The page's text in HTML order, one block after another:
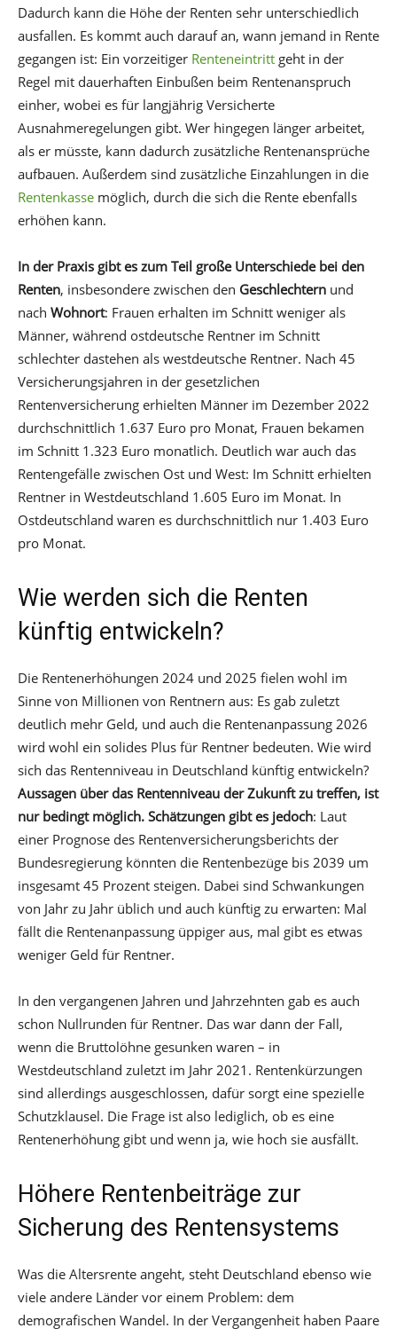
Dadurch kann die Höhe der Renten sehr unterschiedlich
ausfallen. Es kommt auch darauf an, wann jemand in Rente
gegangen ist: Ein vorzeitiger Renteneintritt geht in der
Regel mit dauerhaften Einbußen beim Rentenanspruch
einher, wobei es für langjährig Versicherte
Ausnahmeregelungen gibt. Wer hingegen länger arbeitet,
als er müsste, kann dadurch zusätzliche Rentenansprüche
aufbauen. Außerdem sind zusätzliche Einzahlungen in die
Rentenkasse möglich, durch die sich die Rente ebenfalls
erhöhen kann.
In der Praxis gibt es zum Teil große Unterschiede bei den
Renten, insbesondere zwischen den Geschlechtern und
nach Wohnort: Frauen erhalten im Schnitt weniger als
Männer, während ostdeutsche Rentner im Schnitt
schlechter dastehen als westdeutsche Rentner. Nach 45
Versicherungsjahren in der gesetzlichen
Rentenversicherung erhielten Männer im Dezember 2022
durchschnittlich 1.637 Euro pro Monat, Frauen bekamen
im Schnitt 1.323 Euro monatlich. Deutlich war auch das
Rentengefälle zwischen Ost und West: Im Schnitt erhielten
Rentner in Westdeutschland 1.605 Euro im Monat. In
Ostdeutschland waren es durchschnittlich nur 1.403 Euro
pro Monat.
Wie werden sich die Renten
künftig entwickeln?
Die Rentenerhöhungen 2024 und 2025 fielen wohl im
Sinne von Millionen von Rentnern aus: Es gab zuletzt
deutlich mehr Geld, und auch die Rentenanpassung 2026
wird wohl ein solides Plus für Rentner bedeuten. Wie wird
sich das Rentenniveau in Deutschland künftig entwickeln?
Aussagen über das Rentenniveau der Zukunft zu treffen, ist
nur bedingt möglich. Schätzungen gibt es jedoch: Laut
einer Prognose des Rentenversicherungsberichts der
Bundesregierung könnten die Rentenbezüge bis 2039 um
insgesamt 45 Prozent steigen. Dabei sind Schwankungen
von Jahr zu Jahr üblich und auch künftig zu erwarten: Mal
fällt die Rentenanpassung üppiger aus, mal gibt es etwas
weniger Geld für Rentner.
In den vergangenen Jahren und Jahrzehnten gab es auch
schon Nullrunden für Rentner. Das war dann der Fall,
wenn die Bruttolöhne gesunken waren – in
Westdeutschland zuletzt im Jahr 2021. Rentenkürzungen
sind allerdings ausgeschlossen, dafür sorgt eine spezielle
Schutzklausel. Die Frage ist also lediglich, ob es eine
Rentenerhöhung gibt und wenn ja, wie hoch sie ausfällt.
Höhere Rentenbeiträge zur
Sicherung des Rentensystems
Was die Altersrente angeht, steht Deutschland ebenso wie
viele andere Länder vor einem Problem: dem
demografischen Wandel. In der Vergangenheit haben Paare